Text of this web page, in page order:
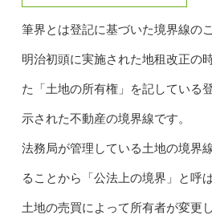
筆界とは登記に基づいた境界線の
明治初頭に実施された地租改正の
た「土地の所有権」を記している
示された不動産の境界線です。
法務局が管理している土地の境界
ることから「公法上の境界」と呼
土地の売買によって所有者が変更